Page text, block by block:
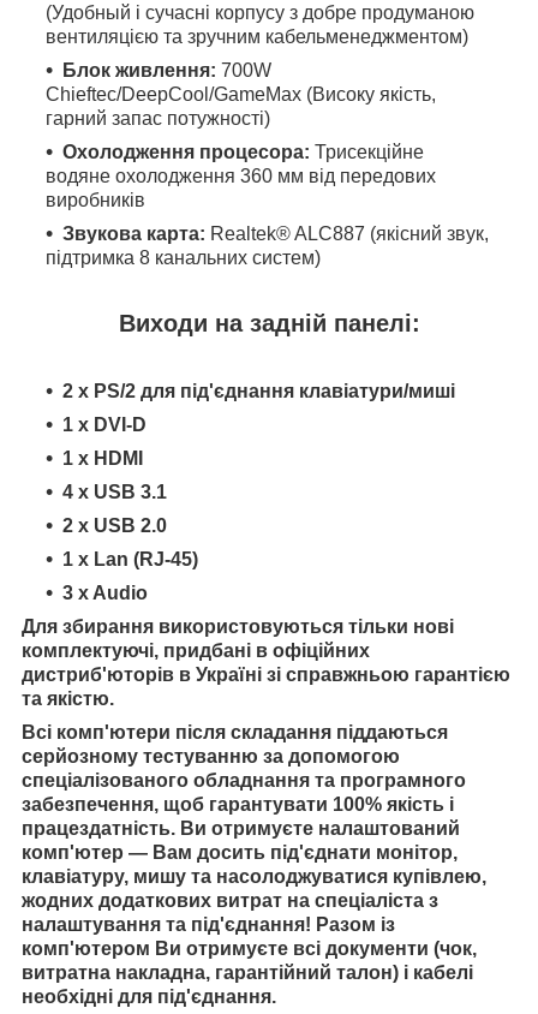
(Удобный і сучасні корпусу з добре продуманою
вентиляцією та зручним кабельменеджментом)
Блок живлення: 700W
Chieftec/DeepCool/GameMax (Високу якість,
гарний запас потужності)
Охолодження процесора: Трисекційне
водяне охолодження 360 мм від передових
виробників
Звукова карта: Realtek® ALC887 (якісний звук,
підтримка 8 канальних систем)
Виходи на задній панелі:
2 x PS/2 для під'єднання клавіатури/миші
1 x DVI-D
1 x HDMI
4 x USB 3.1
2 x USB 2.0
1 x Lan (RJ-45)
3 x Audio
Для збирання використовуються тільки нові
комплектуючі, придбані в офіційних
дистриб'юторів в Україні зі справжньою гарантією
та якістю.
Всі комп'ютери після складання піддаються
серйозному тестуванню за допомогою
спеціалізованого обладнання та програмного
забезпечення, щоб гарантувати 100% якість і
працездатність. Ви отримуєте налаштований
комп'ютер — Вам досить під'єднати монітор,
клавіатуру, мишу та насолоджуватися купівлею,
жодних додаткових витрат на спеціаліста з
налаштування та під'єднання! Разом із
комп'ютером Ви отримуєте всі документи (чок,
витратна накладна, гарантійний талон) і кабелі
необхідні для під'єднання.